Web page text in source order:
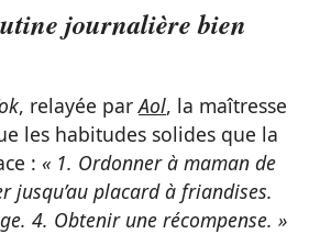
journalière bien
, relayée parAol, la maîtresse
les habitudes solides que la
: « 1. Ordonner à maman de
jusqu’au placard à friandises.
4. Obtenir une récompense. »